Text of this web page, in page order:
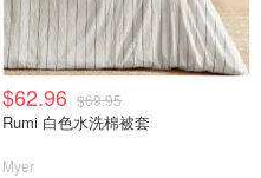
$62.96 $69.95
Rumi 白色水洗棉被套
Myer